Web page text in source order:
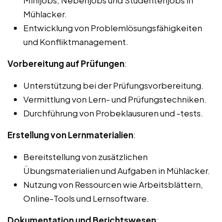
Mühlacker.
Entwicklung von Problemlösungsfähigkeiten
und Konfliktmanagement.
Vorbereitung auf Prüfungen:
Unterstützung bei der Prüfungsvorbereitung.
Vermittlung von Lern- und Prüfungstechniken.
Durchführung von Probeklausuren und -tests.
Erstellung von Lernmaterialien:
Bereitstellung von zusätzlichen
Übungsmaterialien und Aufgaben in Mühlacker.
Nutzung von Ressourcen wie Arbeitsblättern,
Online-Tools und Lernsoftware.
Dokumentation und Berichtswesen: